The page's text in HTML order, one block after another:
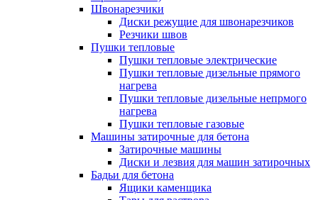
Швонарезчики
Диски режущие для швонарезчиков
Резчики швов
Пушки тепловые
Пушки тепловые электрические
Пушки тепловые дизельные прямого
нагрева
Пушки тепловые дизельные непрмого
нагрева
Пушки тепловые газовые
Машины затирочные для бетона
Затирочные машины
Диски и лезвия для машин затирочных
Бадьи для бетона
Ящики каменщика